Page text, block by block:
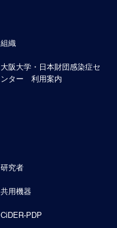
組織
大阪大学・日本財団感染症セ
ンター 利用案内
研究者
共用機器
CiDER-PDP